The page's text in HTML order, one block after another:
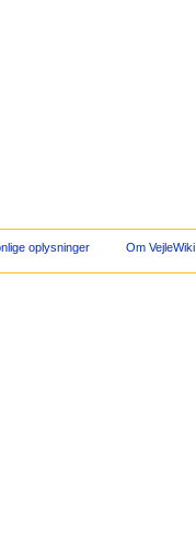
oplysninger Om VejleWiki